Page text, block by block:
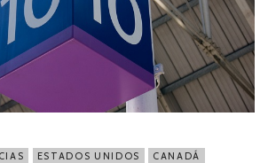
ESTADOS UNIDOS CANADÁ